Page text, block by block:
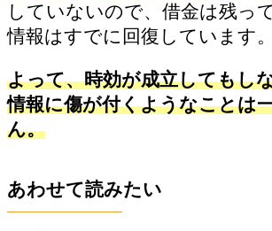
していないので、借金は残っ
情報はすでに回復しています。
よって、時効が成立してもし
情報に傷が付くようなことは
ん。
あわせて読みたい